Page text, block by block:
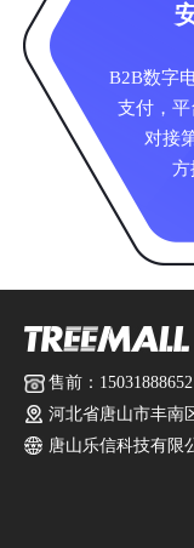
B2B数字
支付，平
对接
方
售前：
河北省唐山市丰南
唐山乐信科技有限